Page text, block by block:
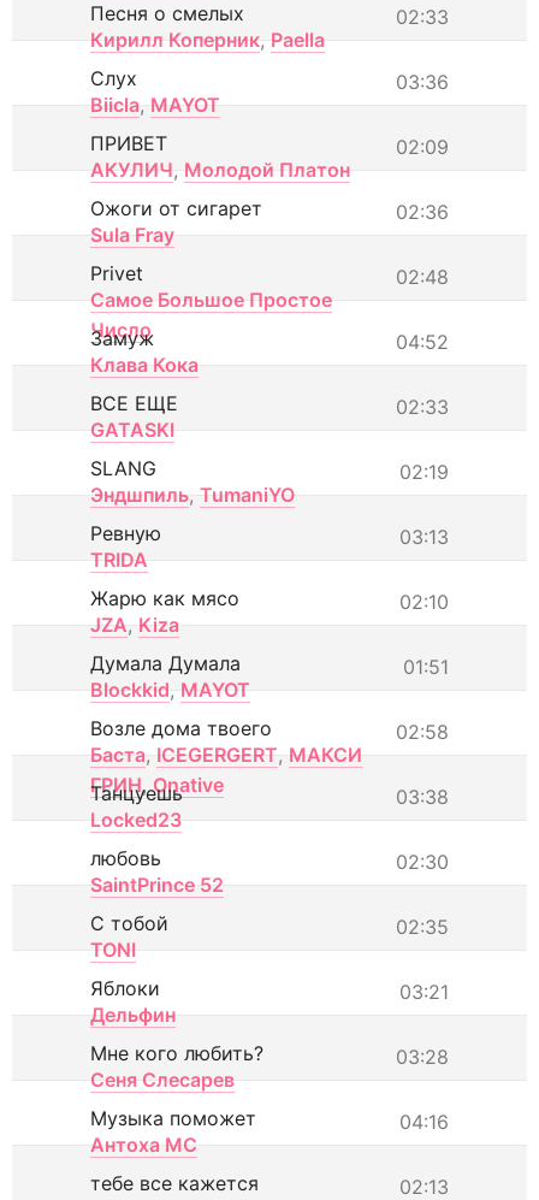
02:33
Песня о смелых
Кирилл Коперник, Paella
03:36
Слух
Biicla, MAYOT
02:09
ПРИВЕТ
АКУЛИЧ, Молодой Платон
02:36
Ожоги от сигарет
Sula Fray
02:48
Privet
Самое Большое Простое
Число
04:52
Замуж
Клава Кока
02:33
ВСЕ ЕЩЕ
GATASKI
02:19
SLANG
Эндшпиль, TumaniYO
03:13
Ревную
TRIDA
02:10
Жарю как мясо
JZA, Kiza
01:51
Думала Думала
Blockkid, MAYOT
02:58
Возле дома твоего
Баста, ICEGERGERT, МАКСИ
ГРИН, Onative 03:38
Танцуешь
Locked23
02:30
любовь
SaintPrince 52
02:35
С тобой
TONI
03:21
Яблоки
Дельфин
03:28
Мне кого любить?
Сеня Слесарев
04:16
Музыка поможет
Антоха МС
02:13
тебе все кажется